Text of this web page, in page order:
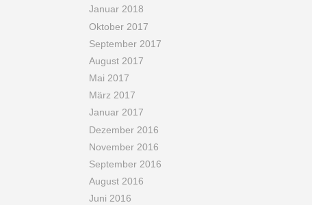
Januar 2018
Oktober 2017
September 2017
August 2017
Mai 2017
März 2017
Januar 2017
Dezember 2016
November 2016
September 2016
August 2016
Juni 2016